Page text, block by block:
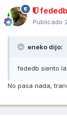
fededb
Publicado
eneko dijo:
fededb siento
No pasa nada,